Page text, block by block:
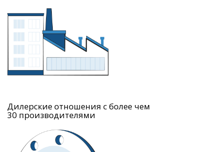
Дилерские отношения с более чем
30 производителями